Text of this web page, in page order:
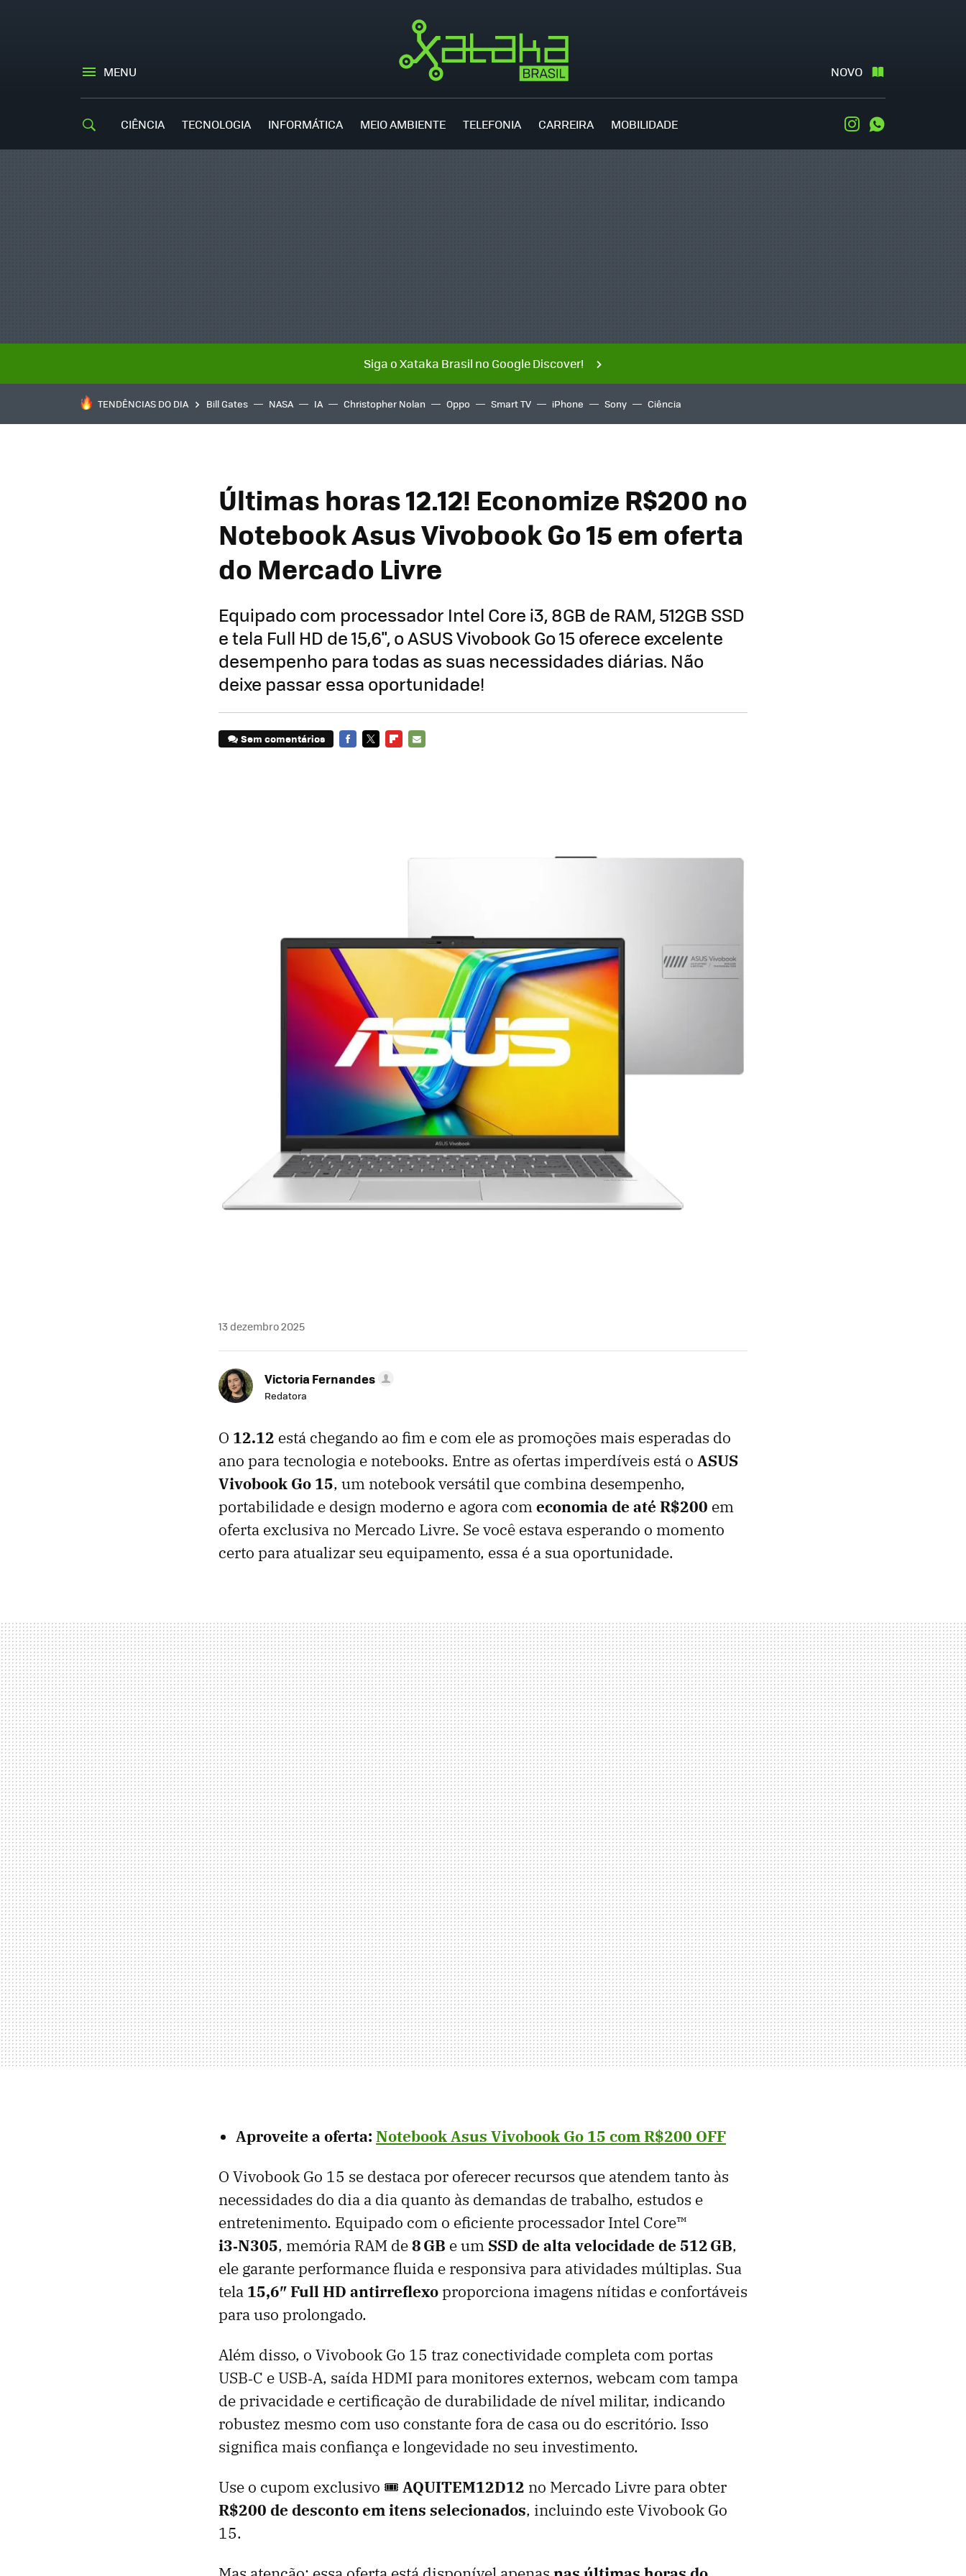
MENU NOVO
CIÊNCIA TECNOLOGIA INFORMÁTICA MEIO AMBIENTE TELEFONIA CARREIRA MOBILIDADE Instagram
Siga o Xataka Brasil no Google Discover!
TENDÊNCIAS DO DIA Bill Gates NASA IA Christopher Nolan Oppo Smart TV iPhone Sony Ciência
Últimas horas 12.12! Economize R$200 no
Notebook Asus Vivobook Go 15 em oferta
do Mercado Livre
Equipado com processador Intel Core i3, 8GB de RAM, 512GB SSD
e tela Full HD de 15,6", o ASUS Vivobook Go 15 oferece excelente
desempenho para todas as suas necessidades diárias. Não
deixe passar essa oportunidade!
Sem comentários
13 dezembro 2025
Victoria Fernandes
Redatora
O 12.12 está chegando ao fim e com ele as promoções mais esperadas do
ano para tecnologia e notebooks. Entre as ofertas imperdíveis está o ASUS
Vivobook Go 15, um notebook versátil que combina desempenho,
portabilidade e design moderno e agora comeconomia de até R$200 em
oferta exclusiva no Mercado Livre. Se você estava esperando o momento
certo para atualizar seu equipamento, essa é a sua oportunidade.
Aproveite a oferta: NotebookAsus Vivobook Go 15 comR$200 OFF
O Vivobook Go 15 se destaca por oferecer recursos que atendem tanto às
necessidades do dia a dia quanto às demandas de trabalho, estudos e
entretenimento. Equipado com o eficiente processador Intel Core™
i3‑N305, memória RAM de8 GB e um SSD de alta velocidade de 512 GB,
ele garante performance fluida e responsiva para atividades múltiplas. Sua
tela 15,6″ Full HD antirreflexoproporciona imagens nítidas e confortáveis
para uso prolongado.
Além disso, o Vivobook Go 15 traz conectividade completa com portas
USB‑C e USB‑A, saída HDMI para monitores externos, webcam com tampa
de privacidade e certificação de durabilidade de nível militar, indicando
robustez mesmo com uso constante fora de casa ou do escritório. Isso
significa mais confiança e longevidade no seu investimento.
Use o cupom exclusivo 🎟 AQUITEM12D12 no Mercado Livre para obter
R$200 de desconto em itens selecionados, incluindo este Vivobook Go
15.